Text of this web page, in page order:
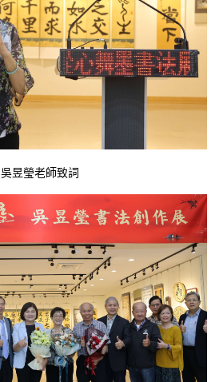
吳昱瑩老師致詞